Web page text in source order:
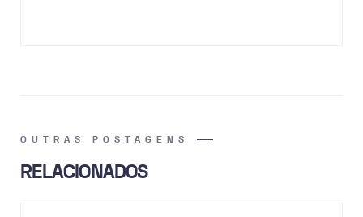
OUTRAS POSTAGENS
RELACIONADOS